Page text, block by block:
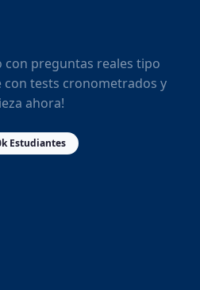
con preguntas reales tipo
con tests cronometrados y
ahora!
Estudiantes